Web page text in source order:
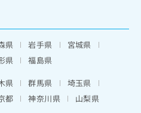
県 岩手県
宮城県
県
福島県
県 群馬県
埼玉県
都 神奈川県
山梨県